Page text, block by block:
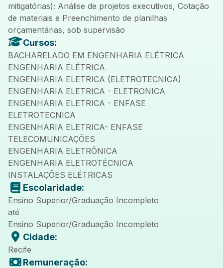
mitigatórias); Análise de projetos executivos, Cotação
de materiais e Preenchimento de planilhas
orçamentárias, sob supervisão
Cursos:
BACHARELADO EM ENGENHARIA ELÉTRICA
ENGENHARIA ELÉTRICA
ENGENHARIA ELETRICA (ELETROTECNICA)
ENGENHARIA ELETRICA - ELETRONICA
ENGENHARIA ELETRICA - ENFASE
ELETROTECNICA
ENGENHARIA ELETRICA- ENFASE
TELECOMUNICAÇÕES
ENGENHARIA ELETRÔNICA
ENGENHARIA ELETROTÉCNICA
INSTALAÇÕES ELÉTRICAS
Escolaridade:
Ensino Superior/Graduação Incompleto
até
Ensino Superior/Graduação Incompleto
Cidade:
Recife
Remuneração: